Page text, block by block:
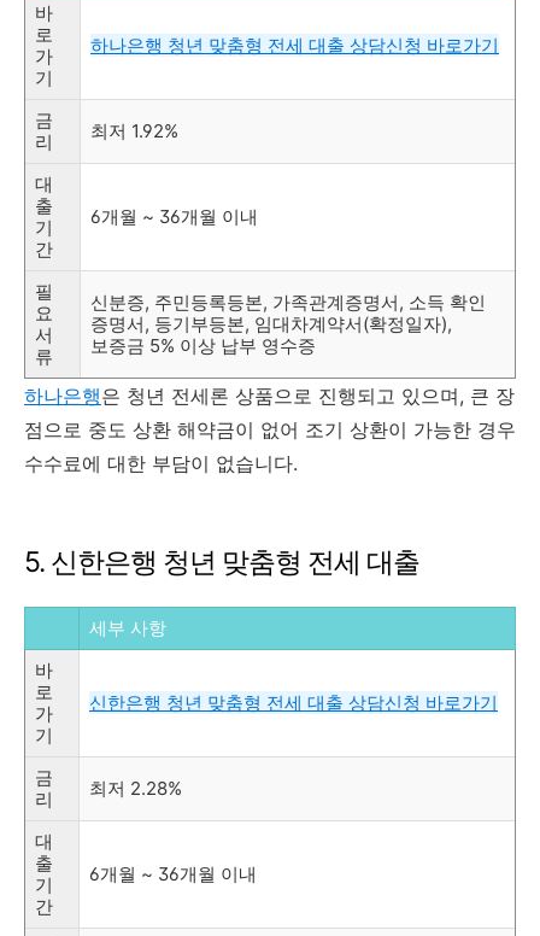
바
로
가
기
하나은행 청년 맞춤형 전세 대출 상담신청 바로가기
금
리
최저 1.92%
대
출
기
간
6개월 ~ 36개월 이내
필
요
서
류
신분증, 주민등록등본, 가족관계증명서, 소득 확인
증명서, 등기부등본, 임대차계약서(확정일자),
보증금 5% 이상 납부 영수증
하나은행은 청년 전세론 상품으로 진행되고 있으며, 큰 장
점으로 중도 상환 해약금이 없어 조기 상환이 가능한 경우
수수료에 대한 부담이 없습니다.
5. 신한은행 청년 맞춤형 전세 대출
세부 사항
바
로
가
기
신한은행 청년 맞춤형 전세 대출 상담신청 바로가기
금
리
최저 2.28%
대
출
기
간
6개월 ~ 36개월 이내